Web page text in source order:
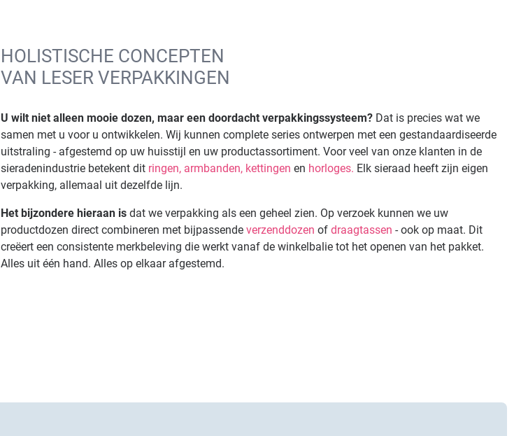
HOLISTISCHE CONCEPTEN
VAN LESER VERPAKKINGEN
U wilt niet alleen mooie dozen, maar een doordacht verpakkingssysteem? Dat is precies wat we
samen met u voor u ontwikkelen. Wij kunnen complete series ontwerpen met een gestandaardiseerde
uitstraling - afgestemd op uw huisstijl en uw productassortiment. Voor veel van onze klanten in de
sieradenindustrie betekent dit ringen, armbanden, kettingen en horloges. Elk sieraad heeft zijn eigen
verpakking, allemaal uit dezelfde lijn.
Het bijzondere hieraan is dat we verpakking als een geheel zien. Op verzoek kunnen we uw
productdozen direct combineren met bijpassende verzenddozen of draagtassen - ook op maat. Dit
creëert een consistente merkbeleving die werkt vanaf de winkelbalie tot het openen van het pakket.
Alles uit één hand. Alles op elkaar afgestemd.